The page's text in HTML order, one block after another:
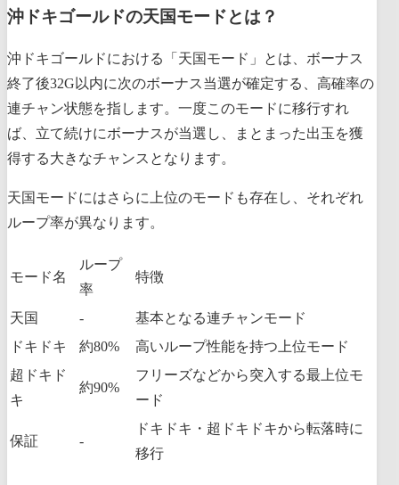
沖ドキゴールドの天国モードとは？
沖ドキゴールドにおける「天国モード」とは、ボーナス
終了後32G以内に次のボーナス当選が確定する、高確率の
連チャン状態を指します。一度このモードに移行すれ
ば、立て続けにボーナスが当選し、まとまった出玉を獲
得する大きなチャンスとなります。
天国モードにはさらに上位のモードも存在し、それぞれ
ループ率が異なります。
モード名
ループ
率
特徴
天国 -
基本となる連チャンモード
ドキドキ
約80%
高いループ性能を持つ上位モード
超ドキド
キ
約90%
フリーズなどから突入する最上位モ
ード
保証 -
ドキドキ・超ドキドキから転落時に
移行